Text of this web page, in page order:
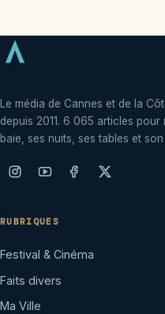
Le média de Cannes et de la
depuis 2011. 6 065 articles pour
baie, ses nuits, ses tables et son
RUBRIQUES
Festival & Cinéma
Faits divers
Ma Ville